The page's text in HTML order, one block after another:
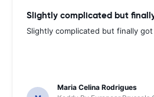
Slightly complicated but
Slightly complicated but finally
Maria Celina Rodrigues